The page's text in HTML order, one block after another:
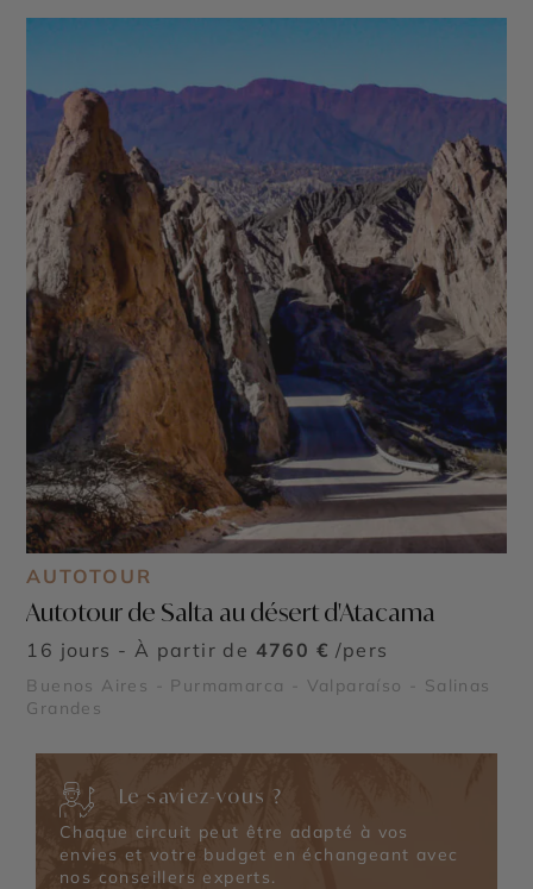
AUTOTOUR
Autotour de Salta au désert d'Atacama
16 jours - À partir de 4760 € /pers
Buenos Aires - Purmamarca - Valparaíso - Salinas
Grandes
Le saviez-vous ?
Chaque circuit peut être adapté à vos
envies et votre budget en échangeant avec
nos conseillers experts.